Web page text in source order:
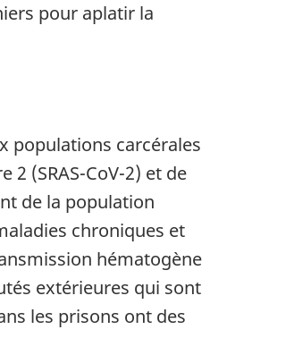
pour aplatir la
populations carcérales
(SRAS-CoV-2) et de
de la population
chroniques et
hématogène
extérieures qui sont
les prisons ont des